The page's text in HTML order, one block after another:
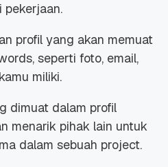
pekerjaan.
profil yang akan memuat
seperti foto, email,
miliki.
dimuat dalam profil
menarik pihak lain untuk
dalam sebuah project.